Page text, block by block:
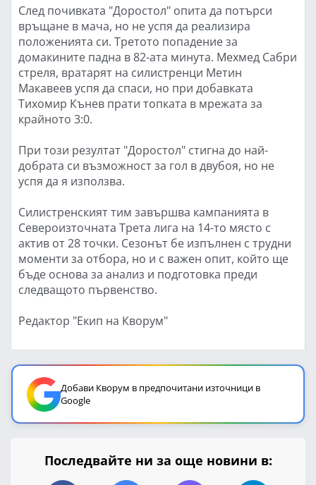
След почивката "Доростол" опита да потърси
връщане в мача, но не успя да реализира
положенията си. Третото попадение за
домакините падна в 82-ата минута. Мехмед Сабри
стреля, вратарят на силистренци Метин
Макавеев успя да спаси, но при добавката
Тихомир Кънев прати топката в мрежата за
крайното 3:0.
При този резултат "Доростол" стигна до най-
добрата си възможност за гол в двубоя, но не
успя да я използва.
Силистренският тим завършва кампанията в
Североизточната Трета лига на 14-то място с
актив от 28 точки. Сезонът бе изпълнен с трудни
моменти за отбора, но и с важен опит, който ще
бъде основа за анализ и подготовка преди
следващото първенство.
Редактор "Екип на Кворум"
Добави Кворум в предпочитани източници в
Google
Последвайте ни за още новини в: